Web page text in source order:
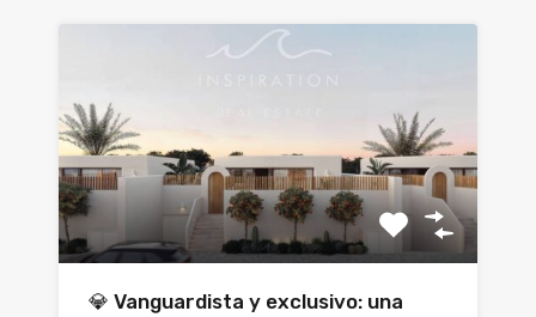
💎 Vanguardista y exclusivo: una